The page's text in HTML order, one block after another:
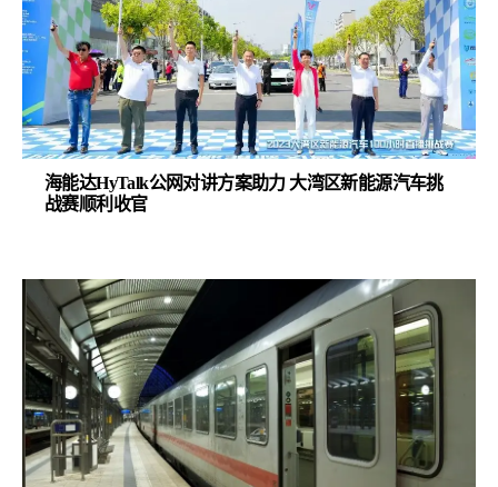
海能达HyTalk公网对讲方案助力 大湾区新能源汽车挑
战赛顺利收官